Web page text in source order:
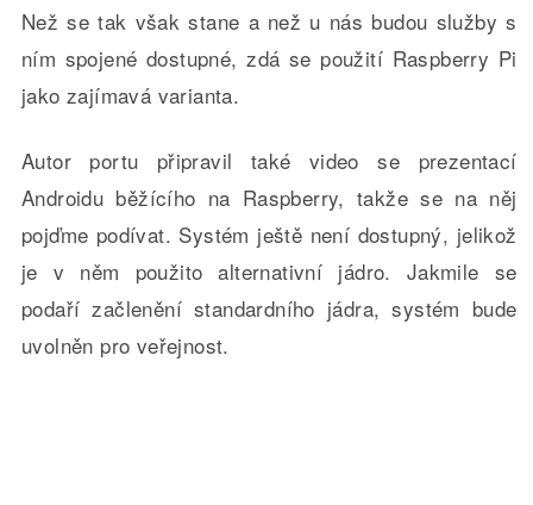
Než se tak však stane a než u nás budou služby s
ním spojené dostupné, zdá se použití Raspberry Pi
jako zajímavá varianta.
Autor portu připravil také video se prezentací
Androidu běžícího na Raspberry, takže se na něj
pojďme podívat. Systém ještě není dostupný, jelikož
je v něm použito alternativní jádro. Jakmile se
podaří začlenění standardního jádra, systém bude
uvolněn pro veřejnost.